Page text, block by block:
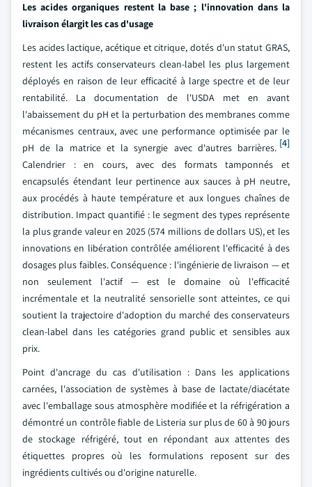
Les acides organiques restent la base ; l'innovation dans la
livraison élargit les cas d'usage
Les acides lactique, acétique et citrique, dotés d'un statut GRAS,
restent les actifs conservateurs clean-label les plus largement
déployés en raison de leur efficacité à large spectre et de leur
rentabilité. La documentation de l'USDA met en avant
l'abaissement du pH et la perturbation des membranes comme
mécanismes centraux, avec une performance optimisée par le
pH de la matrice et la synergie avec d'autres barrières. [4]
Calendrier : en cours, avec des formats tamponnés et
encapsulés étendant leur pertinence aux sauces à pH neutre,
aux procédés à haute température et aux longues chaînes de
distribution. Impact quantifié : le segment des types représente
la plus grande valeur en 2025 (574 millions de dollars US), et les
innovations en libération contrôlée améliorent l'efficacité à des
dosages plus faibles. Conséquence : l'ingénierie de livraison — et
non seulement l'actif — est le domaine où l'efficacité
incrémentale et la neutralité sensorielle sont atteintes, ce qui
soutient la trajectoire d'adoption du marché des conservateurs
clean-label dans les catégories grand public et sensibles aux
prix.
Point d'ancrage du cas d'utilisation : Dans les applications
carnées, l'association de systèmes à base de lactate/diacétate
avec l'emballage sous atmosphère modifiée et la réfrigération a
démontré un contrôle fiable de Listeria sur plus de 60 à 90 jours
de stockage réfrigéré, tout en répondant aux attentes des
étiquettes propres où les formulations reposent sur des
ingrédients cultivés ou d'origine naturelle.